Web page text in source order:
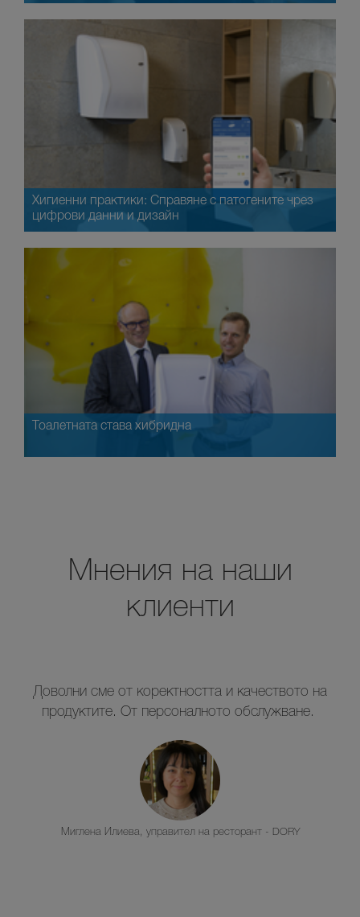
Хигиенни практики: Справяне с патогените чрез
цифрови данни и дизайн
Тоалетната става хибридна
Мнения на наши
клиенти
Доволни сме от коректността и качеството на
продуктите. От персоналното обслужване.
Миглена Илиева, управител на ресторант - DORY